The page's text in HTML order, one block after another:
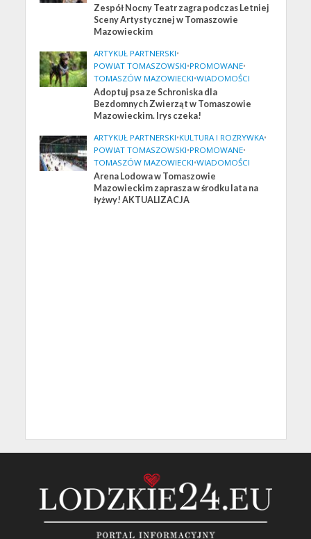
Zespół Nocny Teatr zagra podczas Letniej
Sceny Artystycznej w Tomaszowie
Mazowieckim
ARTYKUŁ PARTNERSKI•
POWIAT TOMASZOWSKI•PROMOWANE•
TOMASZÓW MAZOWIECKI•WIADOMOŚCI
Adoptuj psa ze Schroniska dla
Bezdomnych Zwierząt w Tomaszowie
Mazowieckim. Irys czeka!
ARTYKUŁ PARTNERSKI•KULTURA I ROZRYWKA•
POWIAT TOMASZOWSKI•PROMOWANE•
TOMASZÓW MAZOWIECKI•WIADOMOŚCI
Arena Lodowa w Tomaszowie
Mazowieckim zaprasza w środku lata na
łyżwy! AKTUALIZACJA